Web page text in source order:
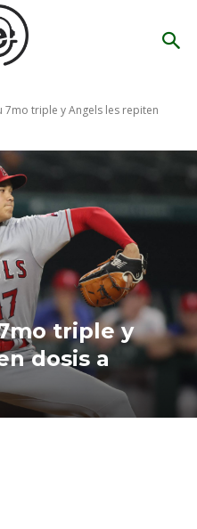
7mo triple y Angels les repiten
triple y
dosis a